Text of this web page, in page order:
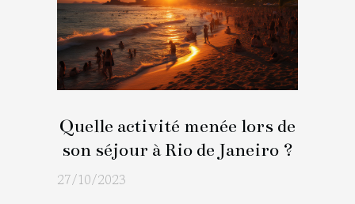
Quelle activité menée lors de
son séjour à Rio de Janeiro ?
27/10/2023